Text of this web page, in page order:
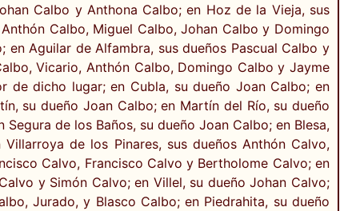
Calbo y Anthona Calbo; en Hoz de la Vieja, sus
Calbo, Miguel Calbo, Johan Calbo y Domingo
Aguilar de Alfambra, sus dueños Pascual Calbo y
Vicario, Anthón Calbo, Domingo Calbo y Jayme
de dicho lugar; en Cubla, su dueño Joan Calbo; en
su dueño Joan Calbo; en Martín del Río, su dueño
de los Baños, su dueño Joan Calbo; en Blesa,
de los Pinares, sus dueños Anthón Calvo,
Calvo, Francisco Calvo y Bertholome Calvo; en
y Simón Calvo; en Villel, su dueño Johan Calvo;
Jurado, y Blasco Calbo; en Piedrahita, su dueño